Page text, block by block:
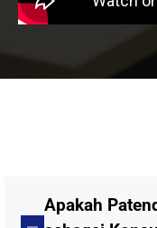
Apakah